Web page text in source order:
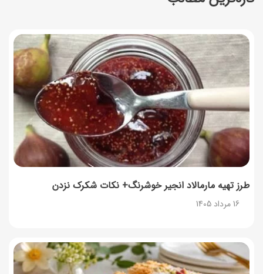
طرز تهیه مارمالاد انجیر خوشرنگ+ نکات شکرک نزدن
16 مرداد 1405
۱۰ خواص آلو؛ فواید شگفت‌انگیز این میوه برای سلامت بدن
فردا ۱۵ مرداد کالابرگ این افراد واریز می‌شود
14 مرداد 1405
زمان شارژ کالابرگ تغییر کرد؛ جزئیات برنامه جدید واریز اعتبار
در مرداد
14 مرداد 1405
توصیه‌های مهم برای دفع انواع حشرات در خانه
14 مرداد 1405
طرز تهیه پنکیک با شیره انگور؛ صبحانه‌ای سالم و انرژی‌بخش